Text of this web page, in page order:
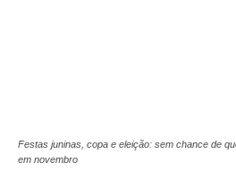
Festas juninas, copa e eleição: sem chance de
em novembro